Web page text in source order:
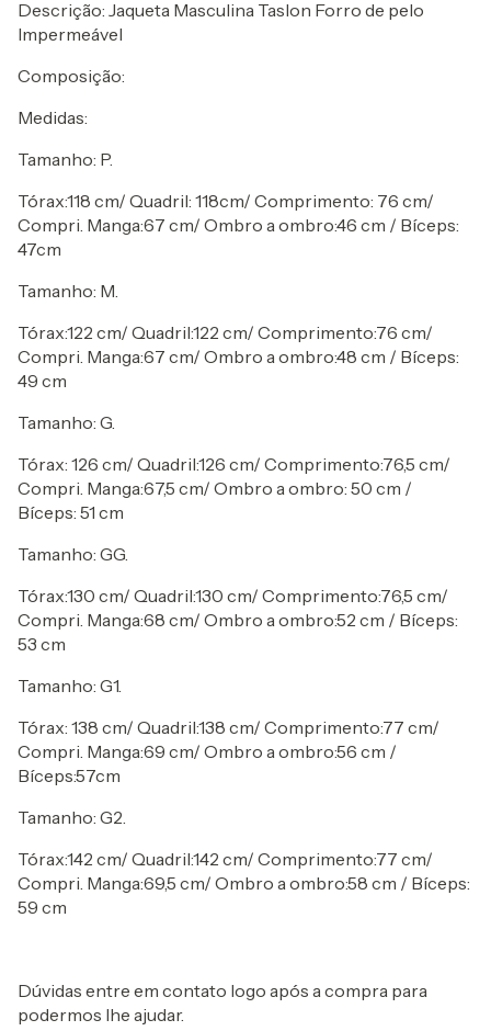
Descrição: Jaqueta Masculina Taslon Forro de pelo
Impermeável
Composição:
Medidas:
Tamanho: P.
Tórax:118 cm/ Quadril: 118cm/ Comprimento: 76 cm/
Compri. Manga:67 cm/ Ombro a ombro:46 cm / Bíceps:
47cm
Tamanho: M.
Tórax:122 cm/ Quadril:122 cm/ Comprimento:76 cm/
Compri. Manga:67 cm/ Ombro a ombro:48 cm / Bíceps:
49 cm
Tamanho: G.
Tórax: 126 cm/ Quadril:126 cm/ Comprimento:76,5 cm/
Compri. Manga:67,5 cm/ Ombro a ombro: 50 cm /
Bíceps: 51 cm
Tamanho: GG.
Tórax:130 cm/ Quadril:130 cm/ Comprimento:76,5 cm/
Compri. Manga:68 cm/ Ombro a ombro:52 cm / Bíceps:
53 cm
Tamanho: G1.
Tórax: 138 cm/ Quadril:138 cm/ Comprimento:77 cm/
Compri. Manga:69 cm/ Ombro a ombro:56 cm /
Bíceps:57cm
Tamanho: G2.
Tórax:142 cm/ Quadril:142 cm/ Comprimento:77 cm/
Compri. Manga:69,5 cm/ Ombro a ombro:58 cm / Bíceps:
59 cm
Dúvidas entre em contato logo após a compra para
podermos lhe ajudar.